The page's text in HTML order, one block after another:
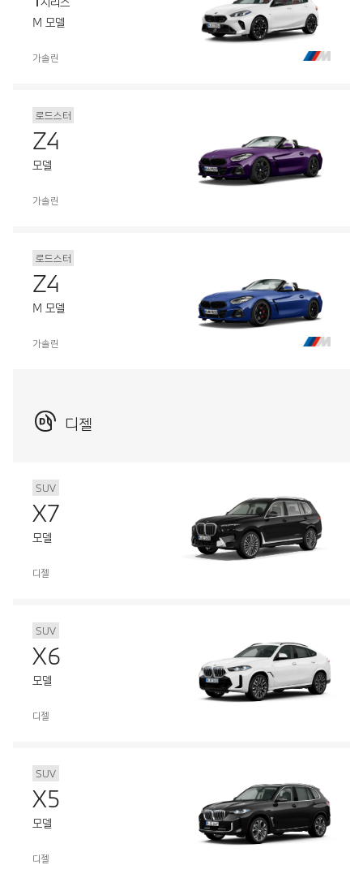
M 모델
가솔린
로드스터
Z4
모델
가솔린
로드스터
Z4
M 모델
가솔린
디젤
SUV
X7
모델
디젤
SUV
X6
모델
디젤
SUV
X5
모델
디젤